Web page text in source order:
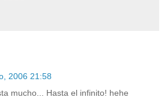
2006 21:58
mucho... Hasta el infinito! hehe